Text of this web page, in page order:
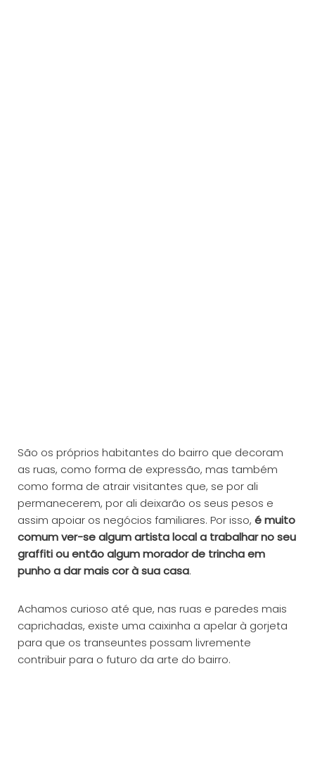
São os próprios habitantes do bairro que decoram
as ruas, como forma de expressão, mas também
como forma de atrair visitantes que, se por ali
permanecerem, por ali deixarão os seus pesos e
assim apoiar os negócios familiares. Por isso, é muito
comum ver-se algum artista local a trabalhar no seu
graffiti ou então algum morador de trincha em
punho a dar mais cor à sua casa.
Achamos curioso até que, nas ruas e paredes mais
caprichadas, existe uma caixinha a apelar à gorjeta
para que os transeuntes possam livremente
contribuir para o futuro da arte do bairro.